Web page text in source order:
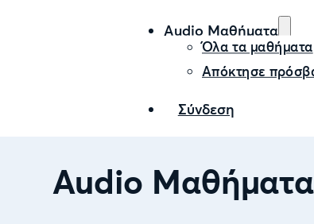
Audio Μαθήματα
Όλα τα μαθήματα
Απόκτησε
Σύνδεση
Audio Μαθήματα